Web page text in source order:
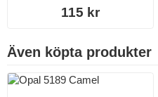
115 kr
Även köpta produkter